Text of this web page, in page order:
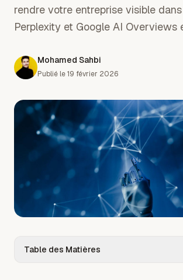
rendre votre entreprise visible
Perplexity et Google AI Overviews
Mohamed Sahbi
Publié le19 février 2026
Table des Matières